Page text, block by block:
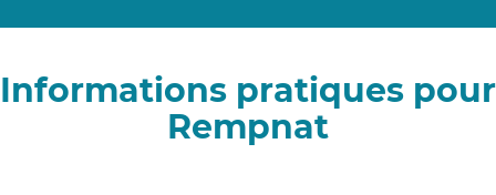
Informations pratiques pour
Rempnat